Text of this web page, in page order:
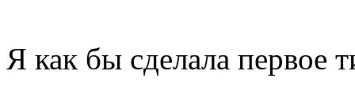
Я как бы сделала первое